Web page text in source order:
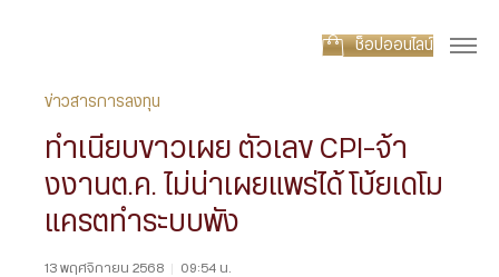
ช็อปออนไลน์
ข่าวสารการลงทุน
ทำเนียบขาวเผย ตัวเลข CPI-จ้า
งงานต.ค. ไม่น่าเผยแพร่ได้ โบ้ยเดโม
แครตทำระบบพัง
13 พฤศจิกายน 2568 | 09:54 น.